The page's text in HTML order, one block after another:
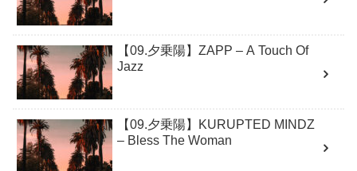
【09.夕乗陽】ZAPP – A Touch Of
Jazz
【09.夕乗陽】KURUPTED MINDZ
– Bless The Woman